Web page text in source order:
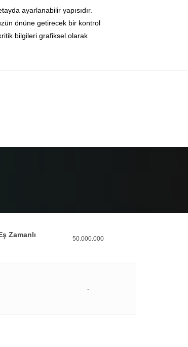
ayarlanabilir yapısıdır.
önüne getirecek bir kontrol
bilgileri grafiksel olarak
Zamanlı
50.000.000
-